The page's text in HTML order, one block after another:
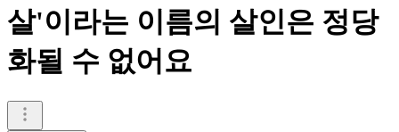
살'이라는 이름의 살인은 정당
화될 수 없어요